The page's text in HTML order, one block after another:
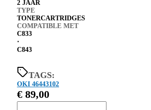
2 JAAR
TYPE
TONERCARTRIDGES
COMPATIBLE MET
C833
⋅
C843
TAGS:
OKI 46443102
€ 89,00